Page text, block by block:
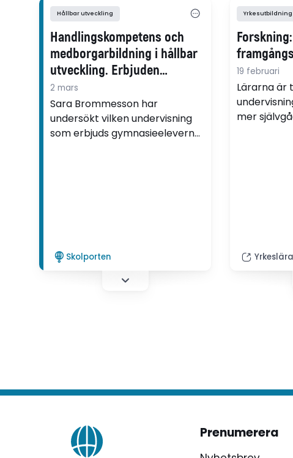
samma ämne som är mer
faktabaserad. Det visar Sara
Brommessons avhandling.
Hållbar utveckling
Handlingskompetens och
medborgarbildning i hållbar
utveckling. Erbjuden
undervisning i
naturkunskapsämnet
2 mars
Sara Brommesson har
undersökt vilken undervisning
som erbjuds gymnasieeleverna
Skolporten
Yrkesutbildning
19 februari
Lärarna är
mer
Prenumerera